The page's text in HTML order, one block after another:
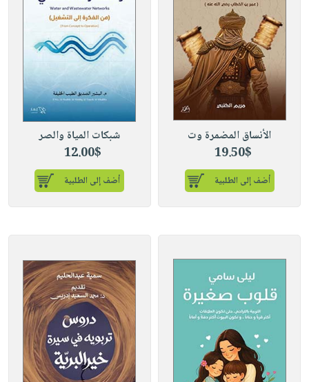
الأنساق المضمرة وت
19.50$
أضف إلى الطلبية
شبكات المياة والصر
12.00$
أضف إلى الطلبية